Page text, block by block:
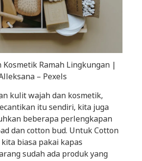
Kosmetik Ramah Lingkungan |
– Pexels
kulit wajah dan kosmetik,
itu sendiri, kita juga
beberapa perlengkapan
dan cotton bud. Untuk Cotton
biasa pakai kapas
sudah ada produk yang